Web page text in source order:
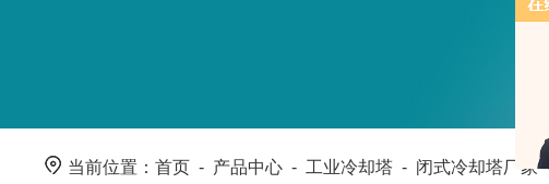
当前位置：首页 - 产品中心 - 工业冷却塔 - 闭式冷却塔厂家